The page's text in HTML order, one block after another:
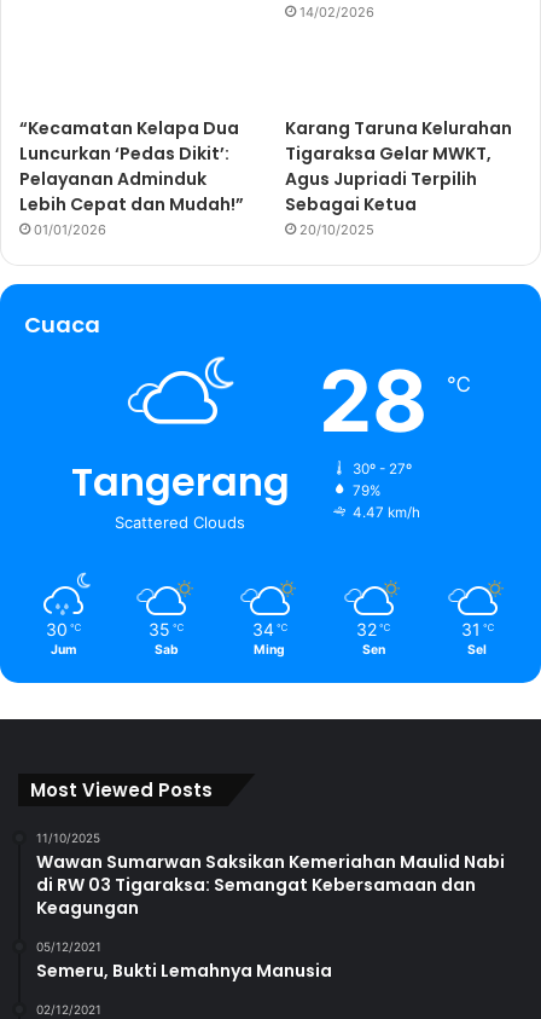
14/02/2026
“Kecamatan Kelapa Dua
Luncurkan ‘Pedas Dikit’:
Pelayanan Adminduk
Lebih Cepat dan Mudah!”
01/01/2026
Karang Taruna Kelurahan
Tigaraksa Gelar MWKT,
Agus Jupriadi Terpilih
Sebagai Ketua
20/10/2025
Cuaca
Tangerang
Scattered Clouds
28 ℃
30º - 27º
79%
4.47 km/h
30 ℃
Jum
35 ℃
Sab
34 ℃
Ming
32 ℃
Sen
31 ℃
Sel
Most Viewed Posts
11/10/2025
Wawan Sumarwan Saksikan Kemeriahan Maulid Nabi
di RW 03 Tigaraksa: Semangat Kebersamaan dan
Keagungan
05/12/2021
Semeru, Bukti Lemahnya Manusia
02/12/2021